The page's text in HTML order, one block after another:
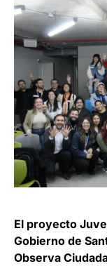
El proyecto
Gobierno de
Observa